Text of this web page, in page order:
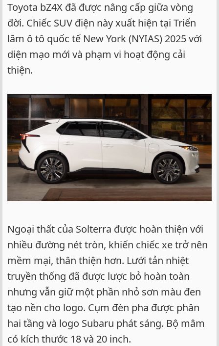
Toyota bZ4X đã được nâng cấp giữa vòng
đời. Chiếc SUV điện này xuất hiện tại Triển
lãm ô tô quốc tế New York (NYIAS) 2025 với
diện mạo mới và phạm vi hoạt động cải
thiện.
Ngoại thất của Solterra được hoàn thiện với
nhiều đường nét tròn, khiến chiếc xe trở nên
mềm mại, thân thiện hơn. Lưới tản nhiệt
truyền thống đã được lược bỏ hoàn toàn
nhưng vẫn giữ một phần nhỏ sơn màu đen
tạo nền cho logo. Cụm đèn pha được phân
hai tầng và logo Subaru phát sáng. Bộ mâm
có kích thước 18 và 20 inch.